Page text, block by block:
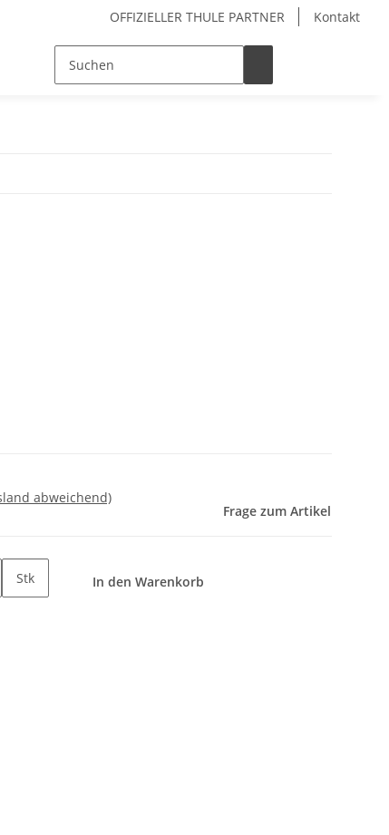
OFFIZIELLER THULE PARTNER Kontakt
abweichend)
Frage zum Artikel
Stk In den Warenkorb